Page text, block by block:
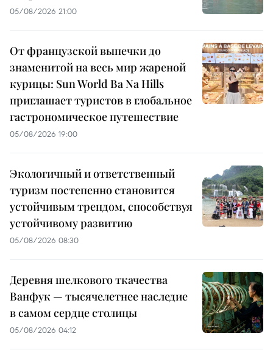
05/08/2026 21:00
От французской выпечки до
знаменитой на весь мир жареной
курицы: Sun World Ba Na Hills
приглашает туристов в глобальное
гастрономическое путешествие
05/08/2026 19:00
Экологичный и ответственный
туризм постепенно становится
устойчивым трендом, способствуя
устойчивому развитию
05/08/2026 08:30
Деревня шелкового ткачества
Ванфук — тысячелетнее наследие
в самом сердце столицы
05/08/2026 04:12